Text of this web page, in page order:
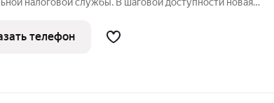
учреждение в микрорайоне Монгун. Место
хорошей
телефон